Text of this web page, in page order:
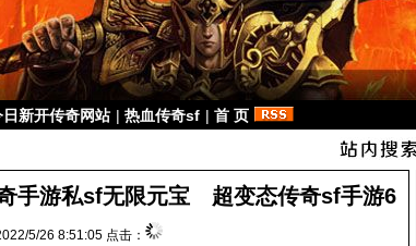
日新开传奇网站 | 热血传奇sf | 首 页
手游私sf无限元宝 超变态传奇sf手游6
5/26 8:51:05 点击：